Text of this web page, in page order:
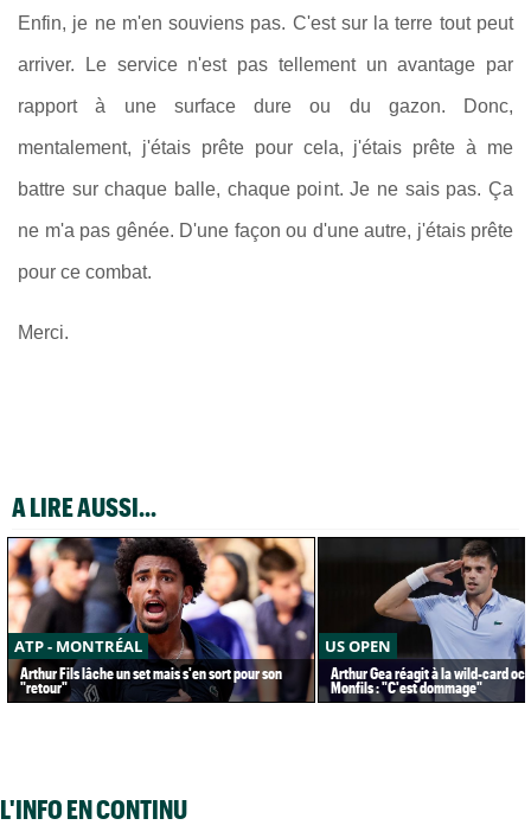
Enfin, je ne m'en souviens pas. C'est sur la terre tout peut
arriver. Le service n'est pas tellement un avantage par
rapport à une surface dure ou du gazon. Donc,
mentalement, j'étais prête pour cela, j'étais prête à me
battre sur chaque balle, chaque point. Je ne sais pas. Ça
ne m'a pas gênée. D'une façon ou d'une autre, j'étais prête
pour ce combat.
Merci.
A LIRE AUSSI...
ATP - MONTRÉAL
Arthur Fils lâche un set mais s'en sort pour son
"retour"
US OPEN
Arthur Gea réagit à la wild-card
Monfils : "C'est dommage"
L'INFO EN CONTINU